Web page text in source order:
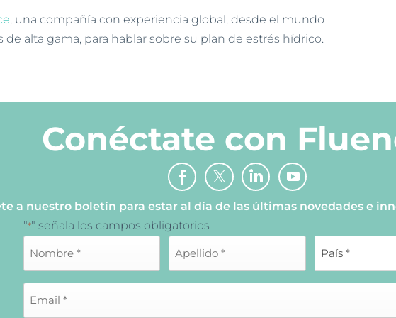
, una compañía con experiencia global, desde el mundo
de alta gama, para hablar sobre su plan de estrés hídrico.
Conéctate con
a nuestro boletín para estar al día de las últimas novedades e
"*" señala los campos obligatorios